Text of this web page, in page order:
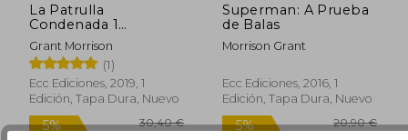
5%
dcto. 18,00 €
5%
dcto. 20,90
La Patrulla
Condenada 1
Biblioteca Grant
Morrison
Grant Morrison
(1)
Ecc Ediciones, 2019, 1
Edición, Tapa Dura, Nuevo
Superman: A Prueba
de Balas
Morrison Grant
Ecc Ediciones, 2016, 1
Edición, Tapa Dura, Nuevo